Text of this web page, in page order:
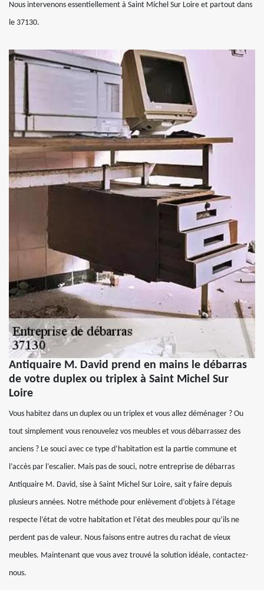
Nous intervenons essentiellement à Saint Michel Sur Loire et partout dans
le 37130.
Antiquaire M. David prend en mains le débarras
de votre duplex ou triplex à Saint Michel Sur
Loire
Vous habitez dans un duplex ou un triplex et vous allez déménager ? Ou
tout simplement vous renouvelez vos meubles et vous débarrassez des
anciens ? Le souci avec ce type d’habitation est la partie commune et
l’accès par l’escalier. Mais pas de souci, notre entreprise de débarras
Antiquaire M. David, sise à Saint Michel Sur Loire, sait y faire depuis
plusieurs années. Notre méthode pour enlèvement d’objets à l’étage
respecte l’état de votre habitation et l’état des meubles pour qu’ils ne
perdent pas de valeur. Nous faisons entre autres du rachat de vieux
meubles. Maintenant que vous avez trouvé la solution idéale, contactez-
nous.